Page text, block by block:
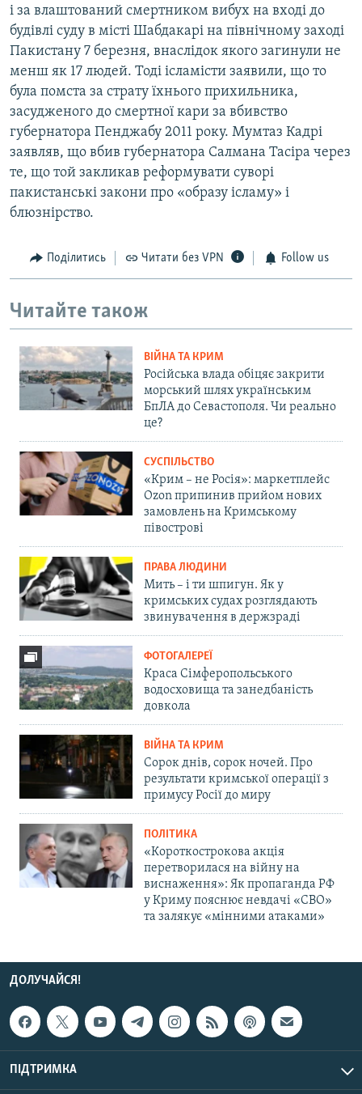
і за влаштований смертником вибух на вході до
будівлі суду в місті Шабдакарі на північному заході
Пакистану 7 березня, внаслідок якого загинули не
менш як 17 людей. Тоді ісламісти заявили, що то
була помста за страту їхнього прихильника,
засудженого до смертної кари за вбивство
губернатора Пенджабу 2011 року. Мумтаз Кадрі
заявляв, що вбив губернатора Салмана Тасіра через
те, що той закликав реформувати суворі
пакистанські закони про «образу ісламу» і
блюзнірство.
Поділитись Читати без VPN Follow us
Читайте також
ВІЙНА ТА КРИМ
Російська влада обіцяє закрити
морський шлях українським
БпЛА до Севастополя. Чи реально
це?
СУСПІЛЬСТВО
«Крим – не Росія»: маркетплейс
Ozon припинив прийом нових
замовлень на Кримському
півострові
ПРАВА ЛЮДИНИ
Мить – і ти шпигун. Як у
кримських судах розглядають
звинувачення в держзраді
ФОТОГАЛЕРЕЇ
Краса Сімферопольського
водосховища та занедбаність
довкола
ВІЙНА ТА КРИМ
Сорок днів, сорок ночей. Про
результати кримської операції з
примусу Росії до миру
ПОЛІТИКА
«Короткострокова акція
перетворилася на війну на
виснаження»: Як пропаганда РФ
у Криму пояснює невдачі «СВО»
та залякує «мінними атаками»
ДОЛУЧАЙСЯ!
ПІДТРИМКА